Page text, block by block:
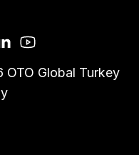
OTO Global Turkey